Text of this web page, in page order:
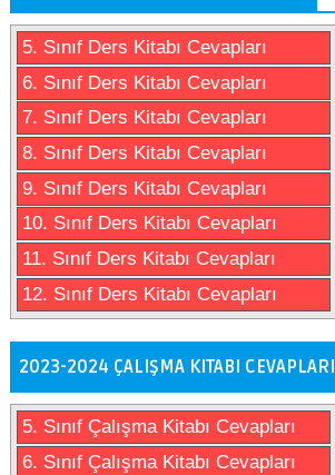
5. Sınıf Ders Kitabı Cevapları
6. Sınıf Ders Kitabı Cevapları
7. Sınıf Ders Kitabı Cevapları
8. Sınıf Ders Kitabı Cevapları
9. Sınıf Ders Kitabı Cevapları
10. Sınıf Ders Kitabı Cevapları
11. Sınıf Ders Kitabı Cevapları
12. Sınıf Ders Kitabı Cevapları
2023-2024 ÇALIŞMA KITABI CEVAPLARI
5. Sınıf Çalışma Kitabı Cevapları
6. Sınıf Çalışma Kitabı Cevapları